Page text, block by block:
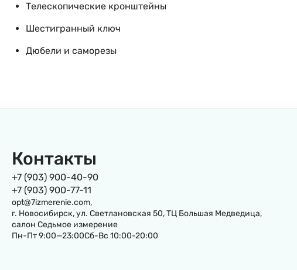
Телескопические кронштейны
Шестигранный ключ
Дюбели и саморезы
Контакты
+7 (903) 900-40-90
+7 (903) 900-77-11
opt@7izmerenie.com,
г. Новосибирск, ул. Светлановская 50, ТЦ Большая Медведица,
салон Седьмое измерение
Пн-Пт 9:00—23:00Сб-Вс 10:00-20:00